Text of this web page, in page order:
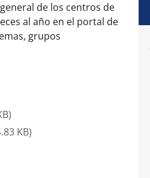
de los centros de
al año en el portal de
grupos
)
KB)